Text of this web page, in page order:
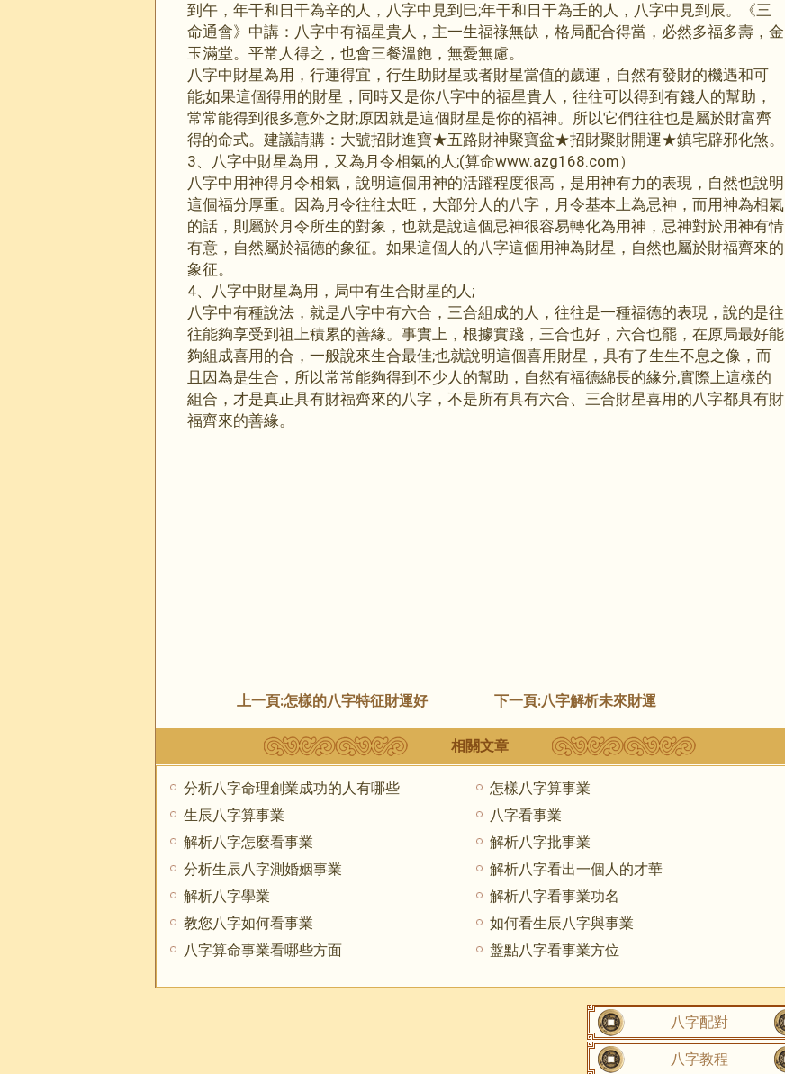
到午，年干和日干為辛的人，八字中見到巳;年干和日干為壬的人，八字中見到辰。《三
命通會》中講：八字中有福星貴人，主一生福祿無缺，格局配合得當，必然多福多壽，金
玉滿堂。平常人得之，也會三餐溫飽，無憂無慮。
八字中財星為用，行運得宜，行生助財星或者財星當值的歲運，自然有發財的機遇和可
能;如果這個得用的財星，同時又是你八字中的福星貴人，往往可以得到有錢人的幫助，
常常能得到很多意外之財;原因就是這個財星是你的福神。所以它們往往也是屬於財富齊
得的命式。建議請購：大號招財進寶★五路財神聚寶盆★招財聚財開運★鎮宅辟邪化煞。
3、八字中財星為用，又為月令相氣的人;(算命www.azg168.com）
八字中用神得月令相氣，說明這個用神的活躍程度很高，是用神有力的表現，自然也說明
這個福分厚重。因為月令往往太旺，大部分人的八字，月令基本上為忌神，而用神為相氣
的話，則屬於月令所生的對象，也就是說這個忌神很容易轉化為用神，忌神對於用神有情
有意，自然屬於福德的象征。如果這個人的八字這個用神為財星，自然也屬於財福齊來的
象征。
4、八字中財星為用，局中有生合財星的人;
八字中有種說法，就是八字中有六合，三合組成的人，往往是一種福德的表現，說的是往
往能夠享受到祖上積累的善緣。事實上，根據實踐，三合也好，六合也罷，在原局最好能
夠組成喜用的合，一般說來生合最佳;也就說明這個喜用財星，具有了生生不息之像，而
且因為是生合，所以常常能夠得到不少人的幫助，自然有福德綿長的緣分;實際上這樣的
組合，才是真正具有財福齊來的八字，不是所有具有六合、三合財星喜用的八字都具有財
福齊來的善緣。
上一頁:怎樣的八字特征財運好 下一頁:八字解析未來財運
相關文章
分析八字命理創業成功的人有哪些
怎樣八字算事業
生辰八字算事業
八字看事業
解析八字怎麼看事業
解析八字批事業
分析生辰八字測婚姻事業
解析八字看出一個人的才華
解析八字學業
解析八字看事業功名
教您八字如何看事業
如何看生辰八字與事業
八字算命事業看哪些方面
盤點八字看事業方位
八字配對
八字教程